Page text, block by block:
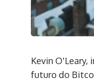
Kevin O'Leary,
futuro do